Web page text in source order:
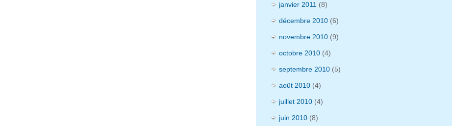
janvier 2011 (8)
décembre 2010 (6)
novembre 2010 (9)
octobre 2010 (4)
septembre 2010 (5)
août 2010 (4)
juillet 2010 (4)
juin 2010 (8)